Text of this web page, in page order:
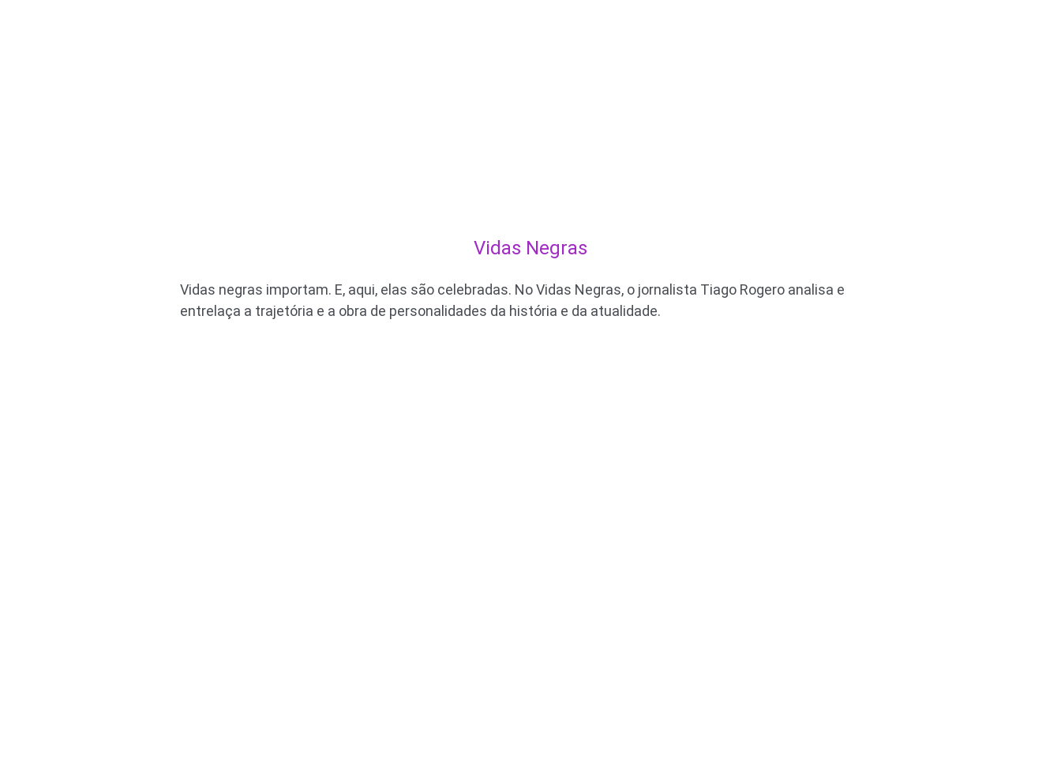
Vidas Negras
Vidas negras importam. E, aqui, elas são celebradas. No Vidas Negras, o jornalista Tiago Rogero analisa e
entrelaça a trajetória e a obra de personalidades da história e da atualidade.